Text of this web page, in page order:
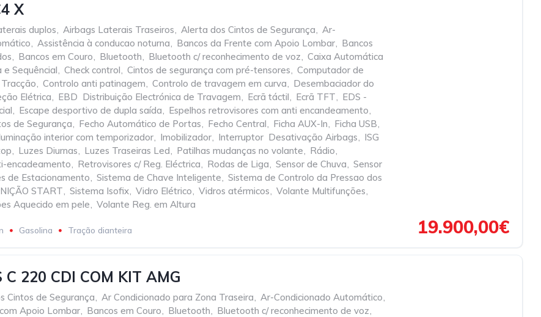
X
duplos, Airbags Laterais Traseiros, Alerta dos Cintos de Segurança, Ar-
, Assistência à conducao noturna, Bancos da Frente com Apoio Lombar, Bancos
, Bancos em Couro, Bluetooth, Bluetooth c/ reconhecimento de voz, Caixa Automática
Sequêncial, Check control, Cintos de segurança com pré-tensores, Computador de
, Controlo anti patinagem, Controlo de travagem em curva, Desembaciador do
Elétrica, EBD  Distribuição Electrónica de Travagem, Ecrã táctil, Ecrã TFT, EDS -
, Escape desportivo de dupla saída, Espelhos retrovisores com anti encandeamento,
de Segurança, Fecho Automático de Portas, Fecho Central, Ficha AUX-In, Ficha USB,
interior com temporizador, Imobilizador, Interruptor  Desativação Airbags, ISG 
, Luzes Diurnas, Luzes Traseiras Led, Patilhas mudanças no volante, Rádio,
encadeamento, Retrovisores c/ Reg. Eléctrica, Rodas de Liga, Sensor de Chuva, Sensor
de Estacionamento, Sistema de Chave Inteligente, Sistema de Controlo da Pressao dos
START, Sistema Isofix, Vidro Elétrico, Vidros atérmicos, Volante Multifunções,
Aquecido em pele, Volante Reg. em Altura
Gasolina Tração dianteira 19.900,00€
C 220 CDI COM KIT AMG
Cintos de Segurança, Ar Condicionado para Zona Traseira, Ar-Condicionado Automático,
Apoio Lombar, Bancos em Couro, Bluetooth, Bluetooth c/ reconhecimento de voz,